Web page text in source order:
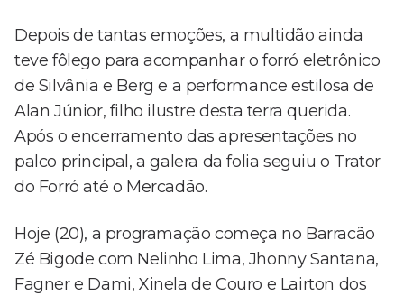
Depois de tantas emoções, a multidão ainda
teve fôlego para acompanhar o forró eletrônico
de Silvânia e Berg e a performance estilosa de
Alan Júnior, filho ilustre desta terra querida.
Após o encerramento das apresentações no
palco principal, a galera da folia seguiu o Trator
do Forró até o Mercadão.
Hoje (20), a programação começa no Barracão
Zé Bigode com Nelinho Lima, Jhonny Santana,
Fagner e Dami, Xinela de Couro e Lairton dos